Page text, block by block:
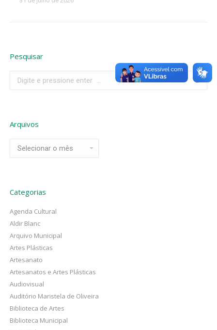
Pesquisar
Arquivos
Categorias
Agenda Cultural
Aldir Blanc
Arquivo Municipal
Artes Plásticas
Artesanato
Artesanatos e Artes Plásticas
Audiovisual
Auditório Maristela de Oliveira
Biblioteca de Artes
Biblioteca Municipal